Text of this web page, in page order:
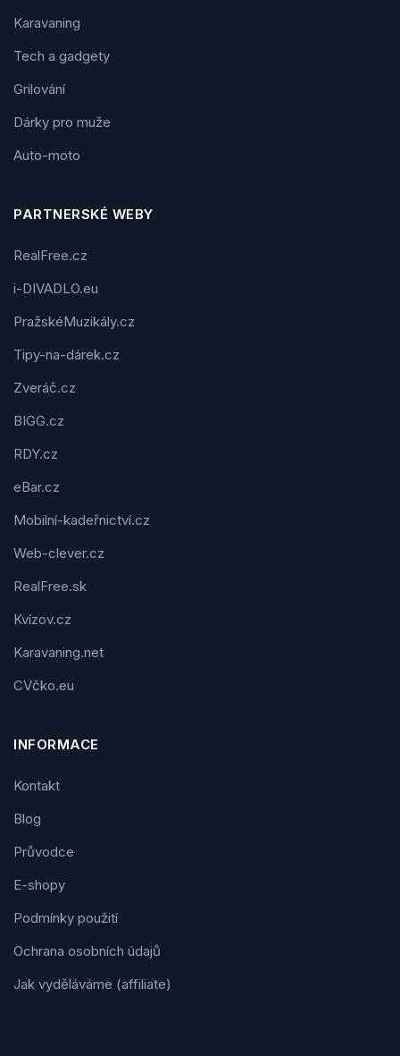
Karavaning
Tech a gadgety
Grilování
Dárky pro muže
Auto-moto
PARTNERSKÉ WEBY
RealFree.cz
i-DIVADLO.eu
PražskéMuzikály.cz
Tipy-na-dárek.cz
Zveráč.cz
BIGG.cz
RDY.cz
eBar.cz
Mobilní-kadeřnictví.cz
Web-clever.cz
RealFree.sk
Kvízov.cz
Karavaning.net
CVčko.eu
INFORMACE
Kontakt
Blog
Průvodce
E-shopy
Podmínky použití
Ochrana osobních údajů
Jak vyděláváme (affiliate)